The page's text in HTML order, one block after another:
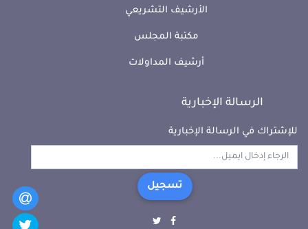
الأرشيف التشريعي
مكتبة المجلس
أرشيف المداولات
الرسالة الإخبارية
للإشتراك في الرسالة الإخبارية
تسجيل